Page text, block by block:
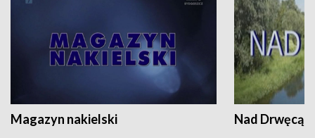
Magazyn nakielski Nad Drwęcą